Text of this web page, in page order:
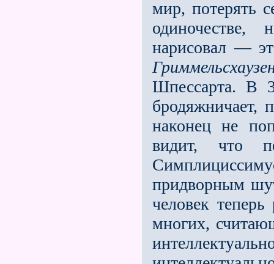
мир, потерять
нарисовал —
Шпессарта. В
бродяжничает,
наконец не
видит, что
придворным
человек
многих,